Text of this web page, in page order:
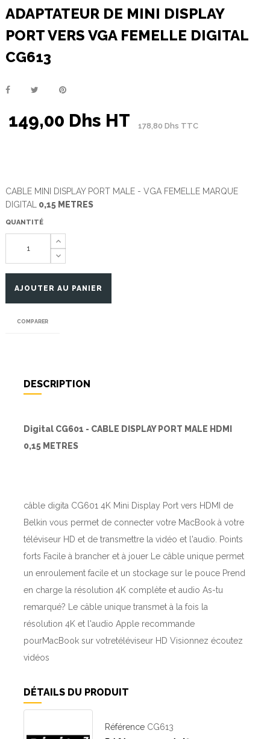
ADAPTATEUR DE MINI DISPLAY
PORT VERS VGA FEMELLE DIGITAL
CG613
149,00 Dhs HT 178,80 Dhs TTC
CABLE MINI DISPLAY PORT MALE - VGA FEMELLE MARQUE
DIGITAL
0,15 METRES
QUANTITÉ
AJOUTER AU PANIER
COMPARER
DESCRIPTION
Digital CG601 - CABLE DISPLAY PORT MALE HDMI
0,15 METRES
câble digita CG601 4K Mini Display Port vers HDMI de
Belkin vous permet de connecter votre MacBook à votre
téléviseur HD et de transmettre la vidéo et l'audio. Points
forts Facile à brancher et à jouer Le câble unique permet
un enroulement facile et un stockage sur le pouce Prend
en charge la résolution 4K complète et audio As-tu
remarqué? Le câble unique transmet à la fois la
résolution 4K et l'audio Apple recommande
pourMacBook sur votretéléviseur HD Visionnez écoutez
vidéos
DÉTAILS DU PRODUIT
Référence CG613